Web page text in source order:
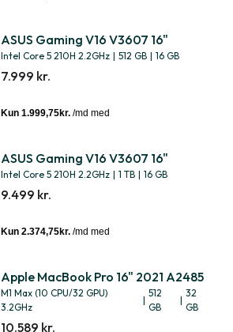
ASUS Gaming V16 V3607 16"
Intel Core 5 210H 2.2GHz | 512 GB | 16 GB
7.999 kr.
ASUS Gaming V16 V3607 16"
Intel Core 5 210H 2.2GHz | 1 TB | 16 GB
9.499 kr.
Apple MacBook Pro 16" 2021 A2485
M1 Max (10 CPU/32 GPU)
3.2GHz
|
512
GB
|
32
GB
10.589 kr.